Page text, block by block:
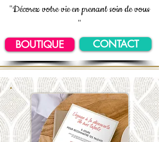
"Décorez votre vie en prenant soin de vous
"
BOUTIQUE CONTACT